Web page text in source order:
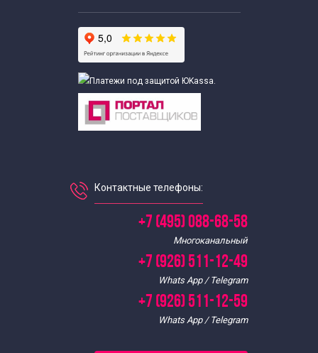
Контактные телефоны:
+7 (495) 088-68-58
Многоканальный
+7 (926) 511-12-49
Whats App / Telegram
+7 (926) 511-12-59
Whats App / Telegram